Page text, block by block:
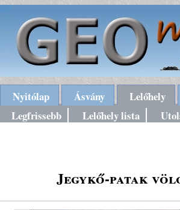
Nyitólap Ásvány Lelőhely
Legfrissebb
Lelőhely lista
Jegykő-patak